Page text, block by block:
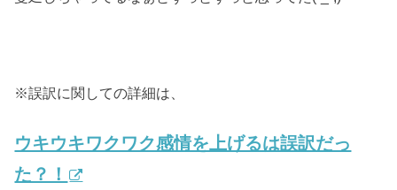
※誤訳に関しての詳細は、
ウキウキワクワク感情を上げるは誤訳だっ
た？！